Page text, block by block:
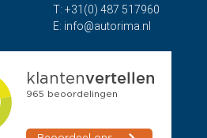
T: +31(0) 487 517960
E: info@autorima.nl